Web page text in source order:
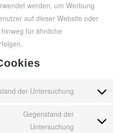
werden, um Werbung
auf dieser Website oder
für ähnliche
der Untersuchung
Consent
service
Gegenstand der
Untersuchung
Consent